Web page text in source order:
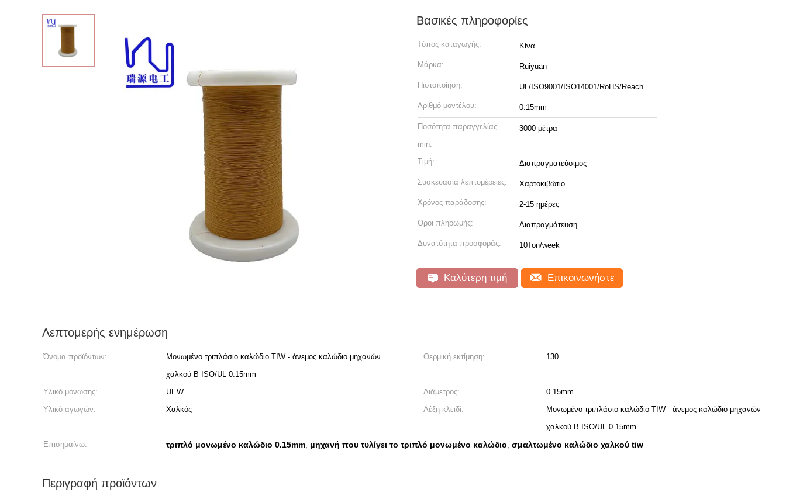
Βασικές πληροφορίες
Τόπος καταγωγής: Κίνα
Μάρκα: Ruiyuan
Πιστοποίηση: UL/ISO9001/ISO14001/RoHS/Reach
Αριθμό μοντέλου: 0.15mm
Ποσότητα παραγγελίας
min:
3000 μέτρα
Τιμή: Διαπραγματεύσιμος
Συσκευασία λεπτομέρειες: Χαρτοκιβώτιο
Χρόνος παράδοσης: 2-15 ημέρες
Όροι πληρωμής: Διαπραγμάτευση
Δυνατότητα προσφοράς: 10Ton/week
Καλύτερη τιμή Επικοινωνήστε
Λεπτομερής ενημέρωση
Όνομα προϊόντων:
Μονωμένο τριπλάσιο καλώδιο TIW - άνεμος καλώδιο μηχανών
χαλκού Β ISO/UL 0.15mm
Θερμική εκτίμηση: 130
Υλικό μόνωσης: UEW Διάμετρος:
0.15mm
Υλικό αγωγών:
Χαλκός Λέξη κλειδί:
Μονωμένο τριπλάσιο καλώδιο TIW - άνεμος καλώδιο μηχανών
χαλκού Β ISO/UL 0.15mm
Επισημαίνω:
τριπλό μονωμένο καλώδιο 0.15mm, μηχανή που τυλίγει το τριπλό μονωμένο καλώδιο, σμαλτωμένο καλώδιο χαλκού tiw
Περιγραφή προϊόντων